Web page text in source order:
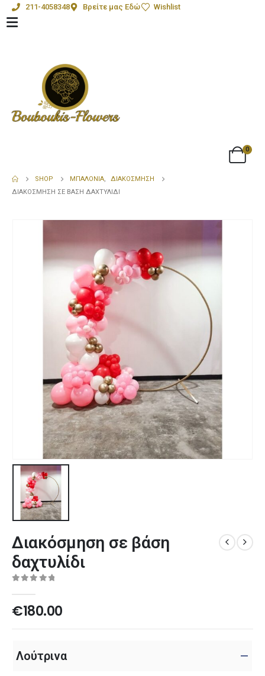
211-4058348 Βρείτε μας Εδώ Wishlist
0
SHOP ΜΠΑΛΌΝΙΑ,
ΔΙΑΚΌΣΜΗΣΗ
ΔΙΑΚΌΣΜΗΣΗ ΣΕ ΒΆΣΗ ΔΑΧΤΥΛΊΔΙ
Διακόσμηση σε βάση
δαχτυλίδι
€180.00
Λούτρινα